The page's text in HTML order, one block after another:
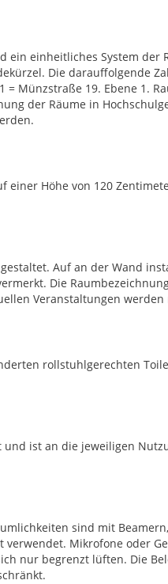
einheitliches System der
Die darauffolgende
Münzstraße 19. Ebene 1.
der Räume in
Höhe von 120
Auf an der Wand
Die
Veranstaltungen
rollstuhlgerechten
ist an die jeweiligen
sind mit
Mikrofone oder
nur begrenzt lüften. Die